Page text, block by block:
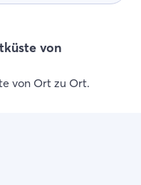
von
von Ort zu Ort.